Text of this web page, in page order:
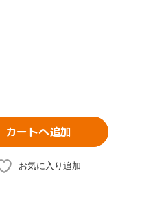
カートへ追加
お気に入り追加